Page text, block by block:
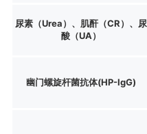
尿素（Urea）、肌酐（CR）、尿
酸（UA）
幽门螺旋杆菌抗体(HP-IgG)